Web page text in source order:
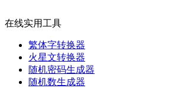
在线实用工具
繁体字转换器
火星文转换器
随机密码生成器
随机数生成器